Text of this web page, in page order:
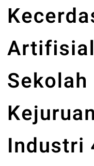
Industri